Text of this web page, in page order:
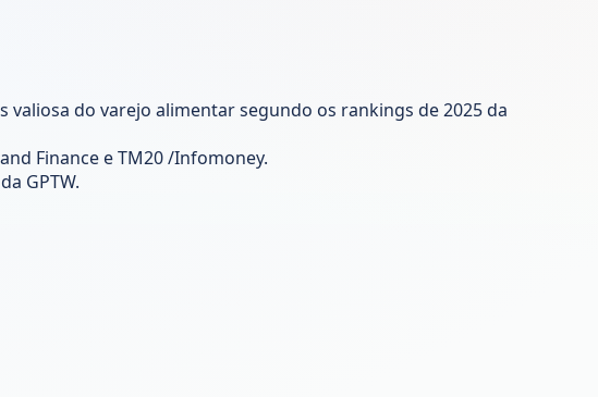
valiosa do varejo alimentar segundo os rankings de 2025 da
Finance e TM20 /Infomoney.
GPTW.